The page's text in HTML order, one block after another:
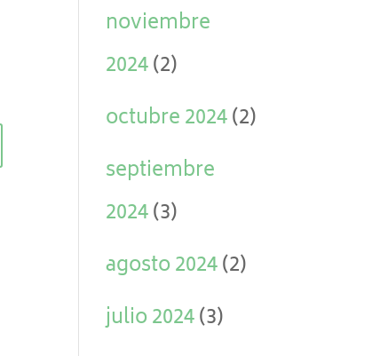
noviembre
2024(2)
octubre 2024(2)
septiembre
2024(3)
agosto 2024(2)
julio 2024(3)